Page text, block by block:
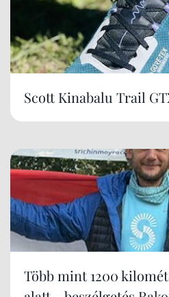
Scott Kinabalu Trail
Több mint 1200